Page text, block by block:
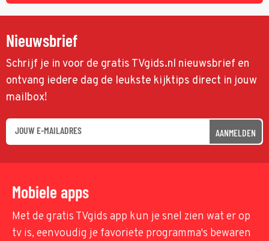
Nieuwsbrief
Schrijf je in voor de gratis TVgids.nl nieuwsbrief en
ontvang iedere dag de leukste kijktips direct in jouw
mailbox!
AANMELDEN
Mobiele apps
Met de gratis TVgids app kun je snel zien wat er op
tv is, eenvoudig je favoriete programma's bewaren